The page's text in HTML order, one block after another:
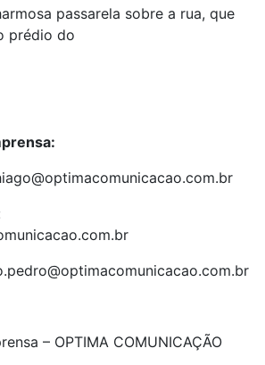
passarela sobre a rua, que
prédio do
– OPTIMA COMUNICAÇÃO